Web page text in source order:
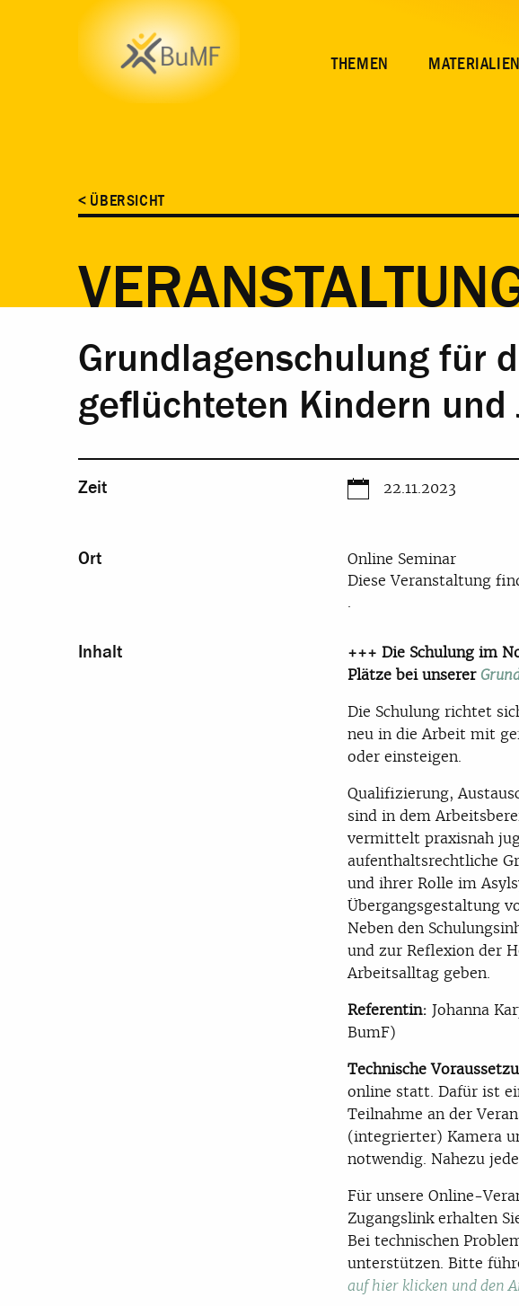
THEMEN MATERIALIEN
< ÜBERSICHT
ORT INHALT
Grundlagenschulung für
geflüchteten Kindern
Zeit 22.11.2023
Ort
Online Seminar
Diese Veranstaltung
.
Inhalt
+++ Die Schulung im
Plätze bei unserer
Die Schulung richtet
neu in die Arbeit mit
oder einsteigen.
Qualifizierung,
sind in dem
vermittelt praxisnah
aufenthaltsrechtliche
und ihrer Rolle im
Übergangsgestaltung
Neben den
und zur Reflexion der
Arbeitsalltag geben.
Referentin: Johanna
BumF)
Technische
online statt. Dafür ist
Teilnahme an der
(integrierter) Kamera
notwendig. Nahezu
Für unsere Online-
Zugangslink erhalten
Bei technischen
unterstützen. Bitte
auf hier klicken und den